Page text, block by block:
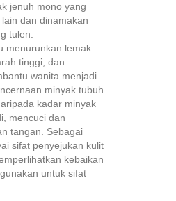
jenuh mono yang
dan dinamakan
tulen.
menurunkan lemak
tinggi, dan
wanita menjadi
minyak tubuh
kadar minyak
mencuci dan
tangan. Sebagai
sifat penyejukan kulit
kebaikan
untuk sifat